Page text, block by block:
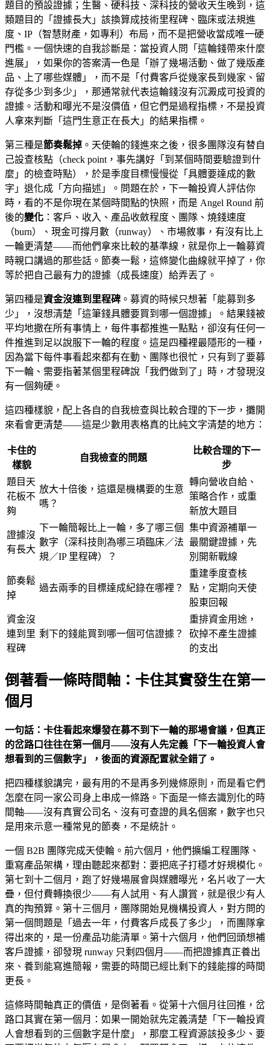
題目的預設證據；生醫、硬科技、深科技的營收天生晚到，這
類題目的「證據長大」該換算成技術里程碑、臨床或法規進
度、IP（智慧財產，如專利）布局，而不是把營收當成唯一硬
門檻。一個快速的自我診斷是：當投資人問「這輪錢帶來什麼
進展」，如果你的答案清一色是「辦了幾場活動、做了幾版產
品、上了哪些媒體」，而不是「付費客戶從幾家長到幾家、留
存從多少到多少」，那通常就代表這輪錢沒有沉澱成可投資的
證據。活動和曝光不是沒價值，但它們是過程指標，不是投資
人拿來判斷「這門生意正在長大」的結果指標。
第三種是節奏鬆掉 。天使輪的錢進來之後，很多團隊沒有替自
己設查核點（check point，事先講好「到某個時間要驗證到什
麼」的檢查時點），於是季度目標慢慢從「具體要達成的數
字」退化成「方向描述」。問題在於，下一輪投資人評估你
時，看的不是你現在某個時間點的快照，而是 Angel Round 前
後的變化 ：客戶、收入、產品收斂程度、團隊、燒錢速度
（burn）、現金可撐月數（runway）、市場敘事，有沒有比上
一輪更清楚——而他們拿來比較的基準線，就是你上一輪募資
時親口講過的那些話。節奏一鬆，這條變化曲線就平掉了，你
等於把自己最有力的證據（成長速度）給弄丟了。
第四種是資金沒連到里程碑 。募資的時候只想著「能募到多
少」，沒想清楚「這筆錢具體要買到哪一個證據」。結果錢被
平均地撒在所有事情上，每件事都推進一點點，卻沒有任何一
件推進到足以說服下一輪的程度。這是四種裡最隱形的一種，
因為當下每件事看起來都有在動、團隊也很忙，只有到了要募
下一輪、需要指著某個里程碑說「我們做到了」時，才發現沒
有一個夠硬。
這四種樣貌，配上各自的自我檢查與比較合理的下一步，攤開
來看會更清楚——這是少數用表格真的比純文字清楚的地方：
卡住的
樣貌
自我檢查的問題
比較合理的下一
步
題目天
花板不
夠
放大十倍後，這還是機構要的生意
嗎？
轉向營收自給、
策略合作，或重
新放大題目
證據沒
有長大
下一輪簡報比上一輪，多了哪三個
數字（深科技則為哪三項臨床／法
規／IP 里程碑）？
集中資源補單一
最關鍵證據，先
別開新戰線
節奏鬆
掉
過去兩季的目標達成紀錄在哪裡？
重建季度查核
點，定期向天使
股東回報
資金沒
連到里
程碑
剩下的錢能買到哪一個可信證據？
重排資金用途，
砍掉不產生證據
的支出
倒著看一條時間軸：卡住其實發生在第一
個月
一句話：卡住看起來爆發在募不到下一輪的那場會議，但真正
的岔路口往往在第一個月——沒有人先定義「下一輪投資人會
想看到的三個數字」，後面的資源配置就全錯了。
把四種樣貌講完，最有用的不是再多列幾條原則，而是看它們
怎麼在同一家公司身上串成一條路。下面是一條去識別化的時
間軸——沒有真實公司名、沒有可查證的具名個案，數字也只
是用來示意一種常見的節奏，不是統計。
一個 B2B 團隊完成天使輪。前六個月，他們擴編工程團隊、
重寫產品架構，理由聽起來都對：要把底子打穩才好規模化。
第七到十二個月，跑了好幾場展會與媒體曝光，名片收了一大
疊，但付費轉換很少——有人試用、有人讚賞，就是很少有人
真的掏預算。第十三個月，團隊開始見機構投資人，對方問的
第一個問題是「過去一年，付費客戶成長了多少」，而團隊拿
得出來的，是一份產品功能清單。第十六個月，他們回頭想補
客戶證據，卻發現 runway 只剩四個月——而把證據真正養出
來、養到能寫進簡報，需要的時間已經比剩下的錢能撐的時間
更長。
這條時間軸真正的價值，是倒著看。從第十六個月往回推，岔
路口其實在第一個月：如果一開始就先定義清楚「下一輪投資
人會想看到的三個數字是什麼」，那麼工程資源該投多少、要